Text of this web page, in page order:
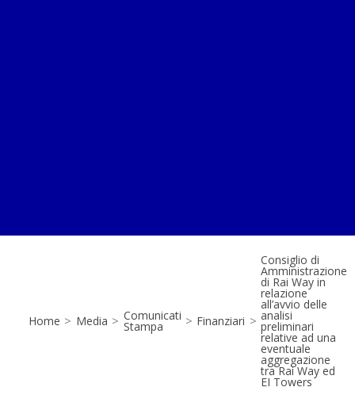
Home > Media > Comunicati
Stampa > Finanziari >
Consiglio di
Amministrazione
di Rai Way in
relazione
all’avvio delle
analisi
preliminari
relative ad una
eventuale
aggregazione
tra Rai Way ed
EI Towers